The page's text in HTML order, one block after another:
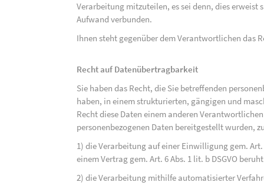
Verarbeitung mitzuteilen, es sei denn, dies
Aufwand verbunden.
Ihnen steht gegenüber dem Verantwortlichen das
Recht auf Datenübertragbarkeit
Sie haben das Recht, die Sie betreffenden
haben, in einem strukturierten, gängigen und
Recht diese Daten einem anderen
personenbezogenen Daten bereitgestellt wurden,
1) die Verarbeitung auf einer Einwilligung gem. Art.
einem Vertrag gem. Art. 6 Abs. 1 lit. b DSGVO
2) die Verarbeitung mithilfe automatisierter